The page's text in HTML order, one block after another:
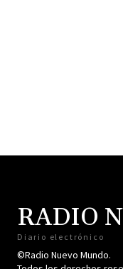
RADIO
Diario electrónico
©Radio Nuevo Mundo.